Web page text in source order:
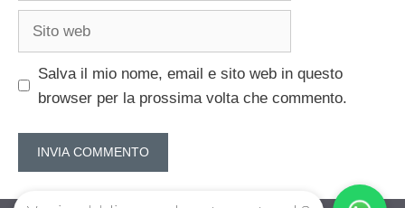
Salva il mio nome, email e sito web in questo
browser per la prossima volta che commento.